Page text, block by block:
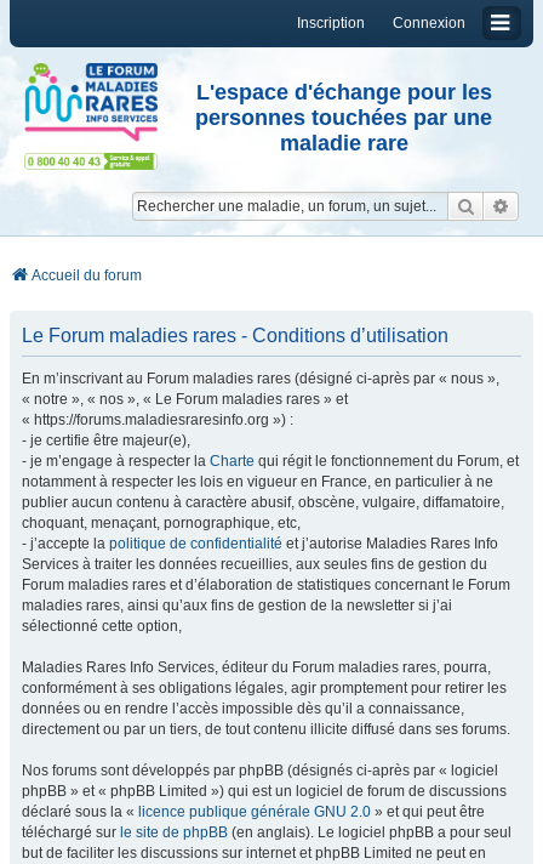
Connexion
Inscription
L'espace d'échange pour les
personnes touchées par une
maladie rare
Accueil du forum
Le Forum maladies rares - Conditions d’utilisation
En m’inscrivant au Forum maladies rares (désigné ci-après par « nous »,
« notre », « nos », « Le Forum maladies rares » et
« https://forums.maladiesraresinfo.org ») :
- je certifie être majeur(e),
- je m’engage à respecter la Charte qui régit le fonctionnement du Forum, et
notamment à respecter les lois en vigueur en France, en particulier à ne
publier aucun contenu à caractère abusif, obscène, vulgaire, diffamatoire,
choquant, menaçant, pornographique, etc,
- j’accepte la politique de confidentialité et j’autorise Maladies Rares Info
Services à traiter les données recueillies, aux seules fins de gestion du
Forum maladies rares et d’élaboration de statistiques concernant le Forum
maladies rares, ainsi qu’aux fins de gestion de la newsletter si j’ai
sélectionné cette option,
Maladies Rares Info Services, éditeur du Forum maladies rares, pourra,
conformément à ses obligations légales, agir promptement pour retirer les
données ou en rendre l’accès impossible dès qu’il a connaissance,
directement ou par un tiers, de tout contenu illicite diffusé dans ses forums.
Nos forums sont développés par phpBB (désignés ci-après par « logiciel
phpBB » et « phpBB Limited ») qui est un logiciel de forum de discussions
déclaré sous la « licence publique générale GNU 2.0 » et qui peut être
téléchargé sur le site de phpBB (en anglais). Le logiciel phpBB a pour seul
but de faciliter les discussions sur internet et phpBB Limited ne peut en